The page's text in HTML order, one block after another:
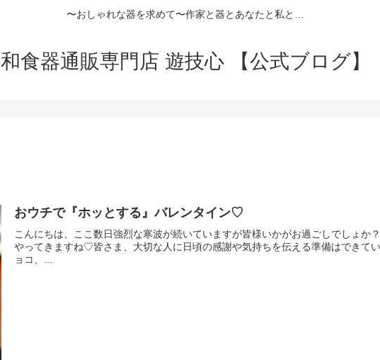
〜おしゃれな器を求めて〜作家と器とあなたと私と…
和食器通販専門店 遊技心 【公式ブログ】
おウチで『ホッとする』バレンタイン♡
こんにちは、ここ数日強烈な寒波が続いていますが皆様いかがお過ごしでしょか
やってきますね♡皆さま、大切な人に日頃の感謝や気持ちを伝える準備はできて
ョコ、...